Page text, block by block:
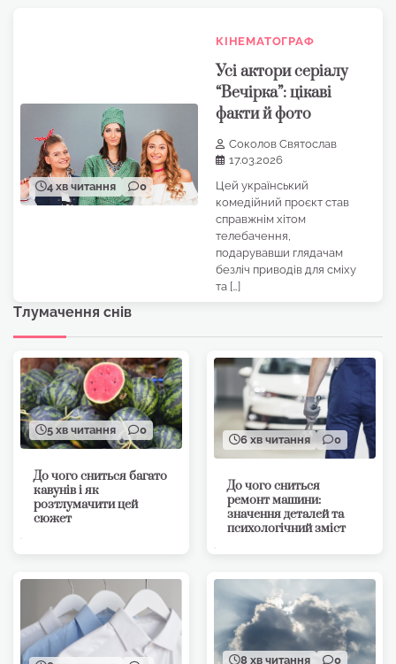
4 хв читання 0
КІНЕМАТОГРАФ
Усі актори серіалу
“Вечірка”: цікаві
факти й фото
Соколов Святослав
17.03.2026
Цей український
комедійний проєкт став
справжнім хітом
телебачення,
подарувавши глядачам
безліч приводів для сміху
та […]
Тлумачення снів
5 хв читання 0
До чого сниться багато
кавунів і як
розтлумачити цей
сюжет
6 хв читання 0
До чого сниться
ремонт машини:
значення деталей та
психологічний зміст
8 хв читання 0